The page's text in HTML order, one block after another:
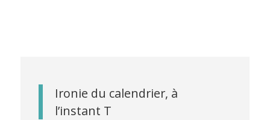
Ironie du calendrier, à
l’instant T